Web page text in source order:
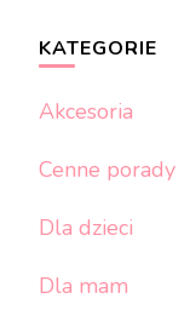
KATEGORIE
Akcesoria
Cenne porady
Dla dzieci
Dla mam